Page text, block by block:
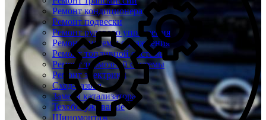
Ремонт кондиционера
Ремонт подвески
Ремонт рулевого управления
Ремонт системы охлаждения
Ремонт топливной системы
Ремонт тормозной системы
Ремонт электрики
Сход-развал
Замена катализатора
Техобслуживание
Шиномонтаж